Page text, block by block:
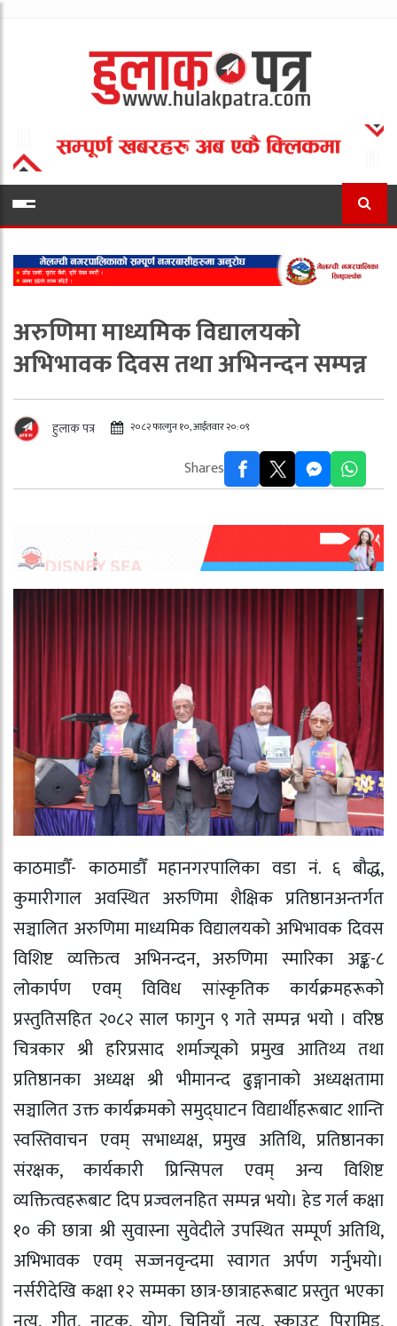
अरुणिमा माध्यमिक विद्यालयको
अभिभावक दिवस तथा अभिनन्दन सम्पन्न
हुलाक पत्र २०८२ फाल्गुन १०, आईतवार २०:०९
Shares
काठमाडौँ- काठमाडौँ महानगरपालिका वडा नं. ६ बौद्ध,
कुमारीगाल अवस्थित अरुणिमा शैक्षिक प्रतिष्ठानअन्तर्गत
सञ्चालित अरुणिमा माध्यमिक विद्यालयको अभिभावक दिवस
विशिष्ट व्यक्तित्व अभिनन्दन, अरुणिमा स्मारिका अङ्क-८
लोकार्पण एवम् विविध सांस्कृतिक कार्यक्रमहरूको
प्रस्तुतिसहित २०८२ साल फागुन ९ गते सम्पन्न भयो । वरिष्ठ
चित्रकार श्री हरिप्रसाद शर्माज्यूको प्रमुख आतिथ्य तथा
प्रतिष्ठानका अध्यक्ष श्री भीमानन्द ढुङ्गानाको अध्यक्षतामा
सञ्चालित उक्त कार्यक्रमको समुद्घाटन विद्यार्थीहरूबाट शान्ति
स्वस्तिवाचन एवम् सभाध्यक्ष, प्रमुख अतिथि, प्रतिष्ठानका
संरक्षक, कार्यकारी प्रिन्सिपल एवम् अन्य विशिष्ट
व्यक्तित्वहरूबाट दिप प्रज्वलनहित सम्पन्न भयो। हेड गर्ल कक्षा
१० की छात्रा श्री सुवास्ना सुवेदीले उपस्थित सम्पूर्ण अतिथि,
अभिभावक एवम् सज्जनवृन्दमा स्वागत अर्पण गर्नुभयो।
नर्सरीदेखि कक्षा १२ सम्मका छात्र-छात्राहरूबाट प्रस्तुत भएका